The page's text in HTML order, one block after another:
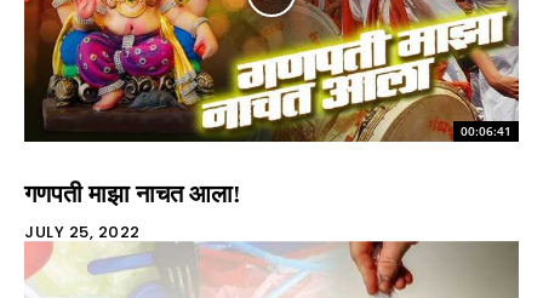
00:06:41
गणपती माझा नाचत आला!
JULY 25, 2022